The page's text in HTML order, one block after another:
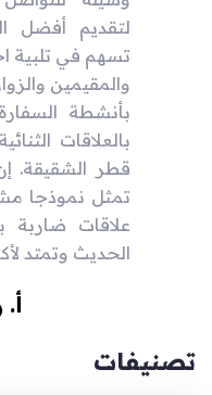
لتقديم أفضل
تسهم في تلبية
والمقيمين
بأنشطة
بالعلاقات
قطر الشقيقة. إن
تمثل نموذجا
علاقات ضاربة
الحديث وتمتد
تصنيفات